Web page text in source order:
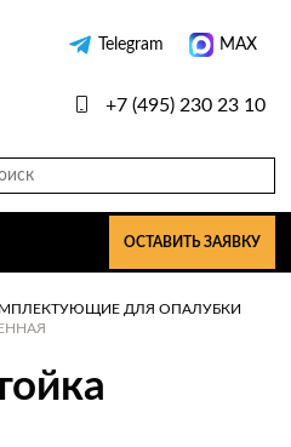
Telegram MAX
+7 (495) 230 23 10
ОСТАВИТЬ ЗАЯВКУ
ДЛЯ ОПАЛУБКИ